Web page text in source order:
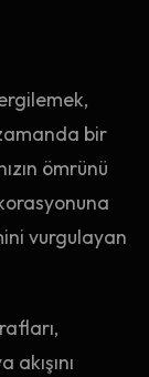
bir
ömrünü
vurgulayan
akışını